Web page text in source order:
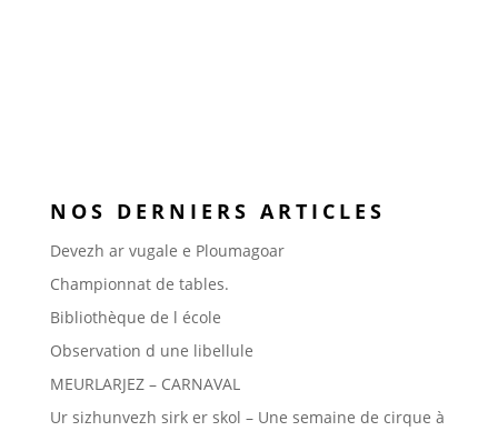
NOS DERNIERS ARTICLES
Devezh ar vugale e Ploumagoar
Championnat de tables.
Bibliothèque de l école
Observation d une libellule
MEURLARJEZ – CARNAVAL
Ur sizhunvezh sirk er skol – Une semaine de cirque à